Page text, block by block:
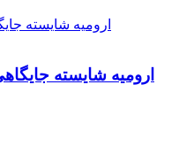
اروميه شايسته